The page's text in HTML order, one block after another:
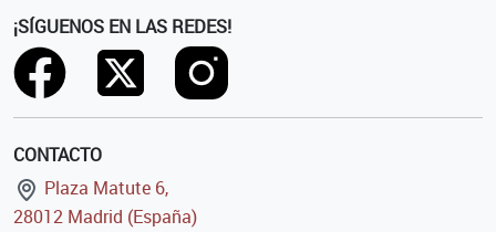
¡SÍGUENOS EN LAS REDES!
CONTACTO
Plaza Matute 6,
28012 Madrid (España)